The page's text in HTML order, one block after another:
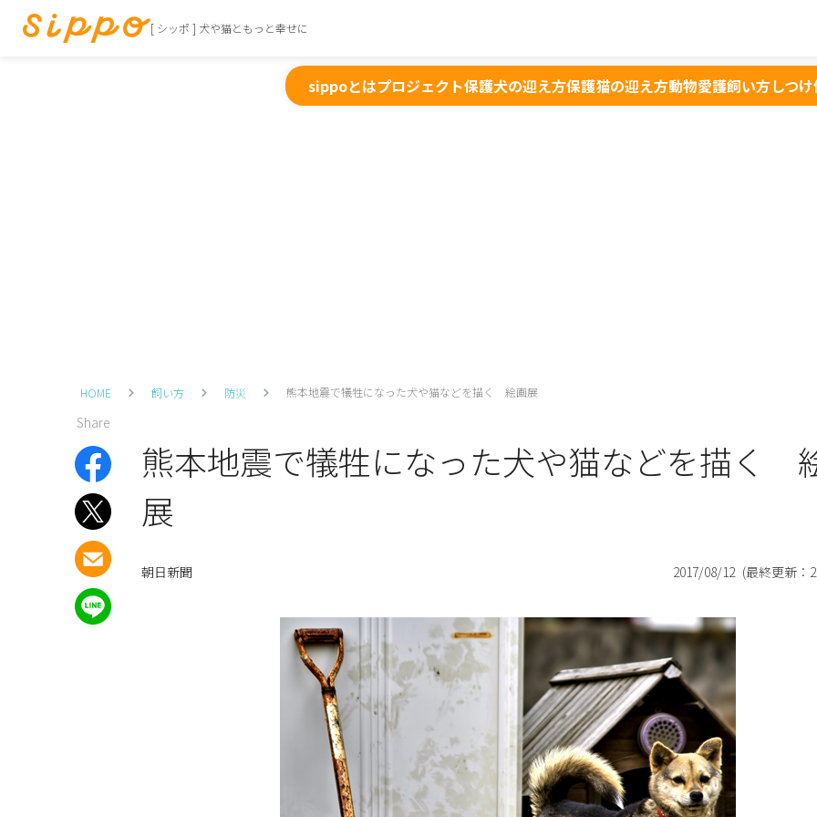
[ シッポ ] 犬や猫ともっと幸せに
sippoとはプロジェクト保護犬の迎え方保護猫の迎え方動物愛護飼い方しつけ
HOME 飼い方 防災 熊本地震で犠牲になった犬や猫などを描く 絵画展
Share
熊本地震で犠牲になった犬や猫などを描く
展
朝日新聞 2017/08/12 (最終更新：